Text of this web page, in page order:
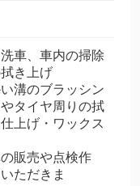
車、車内の掃除
き上げ
溝のブラッシン
タイヤ周りの拭
上げ・ワックス
販売や点検作
ただきま